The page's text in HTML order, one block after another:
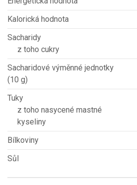
Kalorická hodnota
Sacharidy
z toho cukry
Sacharidové výměnné jednotky
(10 g)
Tuky
z toho nasycené mastné
kyseliny
Bílkoviny
Sůl